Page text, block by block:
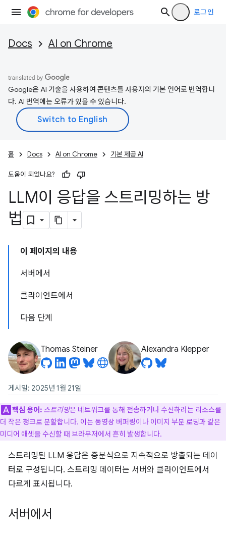
로그인
Docs AI on Chrome
Google은 AI 기술을 사용하여 콘텐츠를 사용자의 기본 언어로 번역합니
다. AI 번역에는 오류가 있을 수 있습니다.
홈 Docs AI on Chrome 기본 제공 AI
도움이 되었나요?
LLM이 응답을 스트리밍하는 방
법
이 페이지의 내용
서버에서
클라이언트에서
다음 단계
Thomas Steiner Alexandra Klepper
게시일: 2025년 1월 21일
핵심 용어: 스트리밍은 네트워크를 통해 전송하거나 수신하려는 리소스를
더 작은 청크로 분할합니다. 이는 동영상 버퍼링이나 이미지 부분 로딩과 같은
미디어 애셋을 수신할 때 브라우저에서 흔히 발생합니다.
스트리밍된 LLM 응답은 증분식으로 지속적으로 방출되는 데이
터로 구성됩니다. 스트리밍 데이터는 서버와 클라이언트에서
다르게 표시됩니다.
서버에서